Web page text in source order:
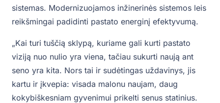
sistemas. Modernizuojamos inžinerinės sistemos leis
reikšmingai padidinti pastato energinį efektyvumą.
„Kai turi tuščią sklypą, kuriame gali kurti pastato
viziją nuo nulio yra viena, tačiau sukurti naują ant
seno yra kita. Nors tai ir sudėtingas uždavinys, jis
kartu ir įkvepia: visada malonu naujam, daug
kokybiškesniam gyvenimui prikelti senus statinius.